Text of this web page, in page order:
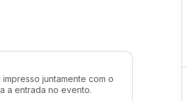
juntamente com o
a entrada no evento.